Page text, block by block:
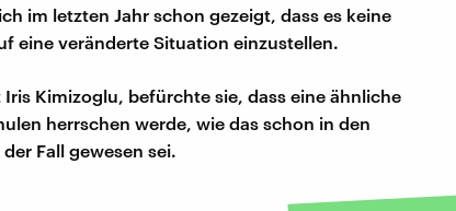
im letzten Jahr schon gezeigt, dass es keine
eine veränderte Situation einzustellen.
Kimizoglu, befürchte sie, dass eine ähnliche
herrschen werde, wie das schon in den
Fall gewesen sei.